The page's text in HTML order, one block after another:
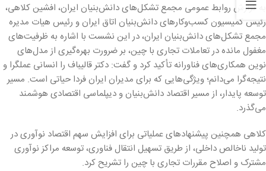
به گزارش روابط عمومی مجمع تشکل‌های دانش‌بنیان ایران، افشین کلاهی،
رئیس کمیسیون کسب‌وکارهای دانش‌بنیان اتاق ایران و رئیس هیات مدیره
مجمع تشکل‌های دانش‌بنیان ایران، در این نشست با اشاره به ظرفیت‌های
مغفول مانده در تعاملات تجاری با چین، بر ضرورت بهره‌گیری از مدل‌های
نوین همکاری‌های فناورانه تأکید کرد و گفت: دکتر قالیباف را انسانی عملگرا و
نتیجه‌گرا می‌دانم؛ ویژگی‌هایی که برای مدیران ایران فردا حیاتی است. مسیر
توسعه پایدار، از مسیر اقتصاد دانش‌بنیان و دیپلماسی اقتصادی هوشمند
می‌گذرد.
کلاهی همچنین پیشنهادهای عملیاتی برای افزایش سهم اقتصاد نوآوری در
تولید ناخالص داخلی، از طریق تسهیل انتقال فناوری، توسعه مراکز نوآوری
مشترک و اصلاح مقررات تجاری با چین را تشریح کرد.